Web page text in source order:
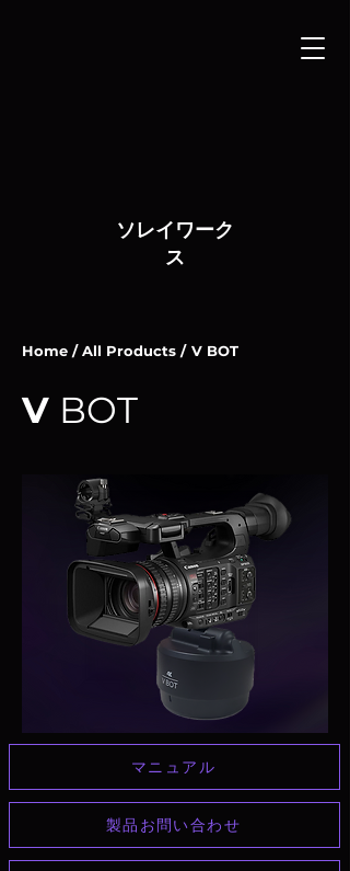
ソレイワーク
ス
Home / All Products / V BOT
V BOT
製品お問い合わせ
マニュアル